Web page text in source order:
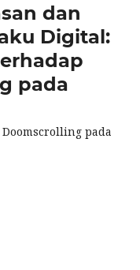
dan
Digital:
pada
pada